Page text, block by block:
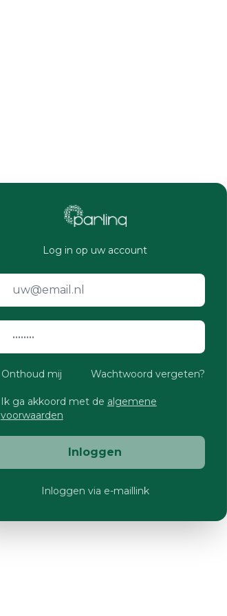
Log in op uw account
Onthoud mij Wachtwoord vergeten?
Ik ga akkoord met de algemene
voorwaarden
Inloggen
Inloggen via e-maillink